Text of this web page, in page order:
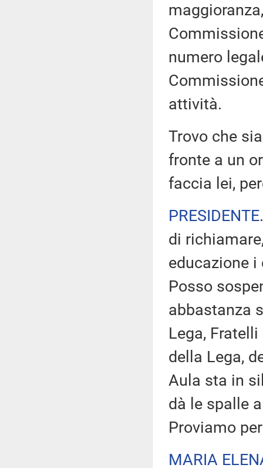
numero
attività.
Trovo che
fronte a un
faccia lei,
PRESIDENTE
di
educazione
Posso
abbastanza
Lega,
della Lega,
Aula sta in
dà le spalle
Proviamo
MARIA